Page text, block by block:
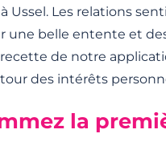
Ussel. Les relations
une belle entente et
de notre
des intérêts
la